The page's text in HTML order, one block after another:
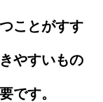
ことがすす
やすいもの
です。